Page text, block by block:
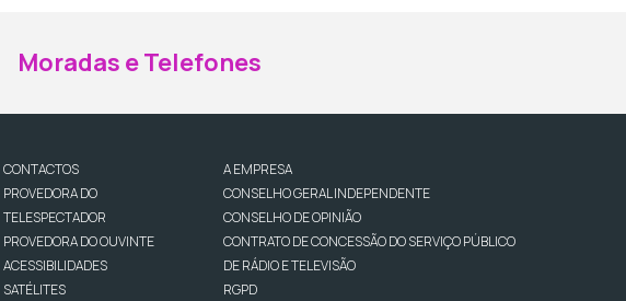
Moradas e Telefones
CONTACTOS
PROVEDORA DO
TELESPECTADOR
PROVEDORA DO OUVINTE
ACESSIBILIDADES
SATÉLITES
A EMPRESA
CONSELHO GERAL INDEPENDENTE
CONSELHO DE OPINIÃO
CONTRATO DE CONCESSÃO DO SERVIÇO PÚBLICO
DE RÁDIO E TELEVISÃO
RGPD